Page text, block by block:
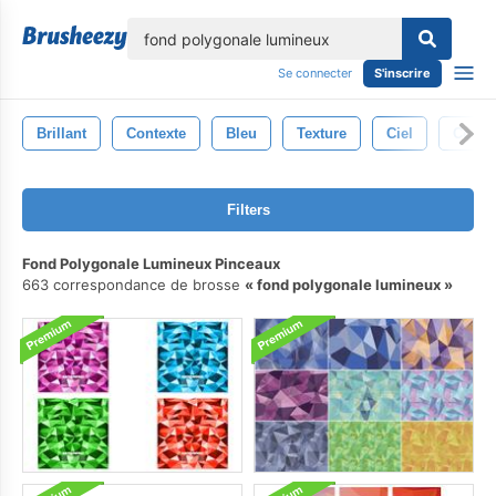
Se connecter S'inscrire
Brillant Contexte Bleu Texture Ciel
Filters
Fond Polygonale Lumineux Pinceaux
663 correspondance de brosse
fond polygonale lumineux